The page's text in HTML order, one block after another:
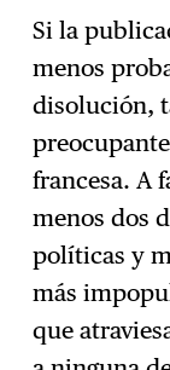
Si la
menos
disolución,
francesa. A
menos dos
políticas y
más
que